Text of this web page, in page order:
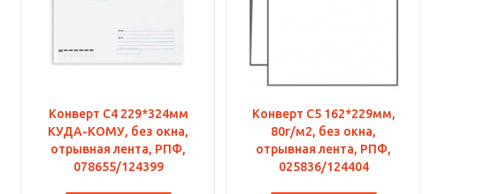
Конверт С4 229*324мм
КУДА-КОМУ, без окна,
отрывная лента, РПФ,
078655/124399
Конверт С5 162*229мм,
80г/м2, без окна,
отрывная лента, РПФ,
025836/124404